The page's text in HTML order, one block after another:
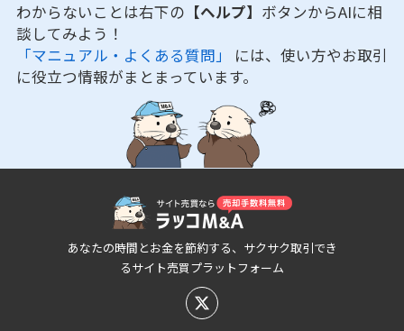
わからないことは右下の 【ヘルプ】 ボタンからAIに相
談してみよう！
「マニュアル・よくある質問」 には、使い方やお取引
に役立つ情報がまとまっています。
あなたの時間とお金を節約する、サクサク取引でき
るサイト売買プラットフォーム